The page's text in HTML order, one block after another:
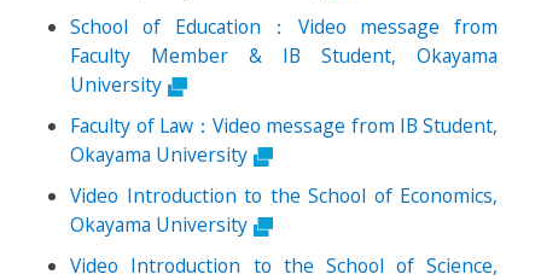
School of Education：Video message from
Faculty Member & IB Student, Okayama
University
Faculty of Law：Video message from IB Student,
Okayama University
Video Introduction to the School of Economics,
Okayama University
Video Introduction to the School of Science,